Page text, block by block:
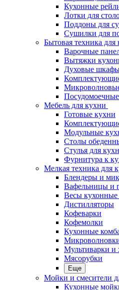
Кухонные
Лотки для
Поддоны для
Сушилки для
Бытовая техника для
Варочные
Вытяжки
Духовые
Мебель для кухни
Готовые кухни
Модульные
Столы
Стулья для
Фурнитура к
Мелкая техника для
Блендеры и
Вафельницы и
Весы
Дистилляторы
Кофеварки
Кофемолки
Кухонные
Мультиварки и
Мясорубки
Еще
Мойки и смесители
Кухонные